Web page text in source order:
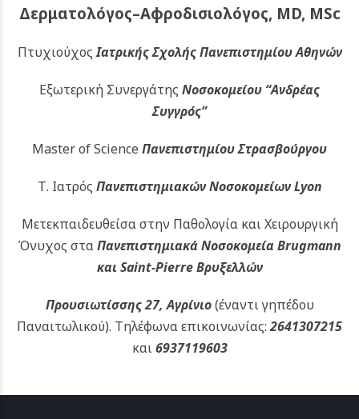
Δερματολόγος–Αφροδισιολόγος, MD, MSc
ΠτυχιούχοςΙατρικής Σχολής Πανεπιστημίου Αθηνών
Εξωτερική Συνεργάτης Νοσοκομείου “Ανδρέας
Συγγρός”
Master of Science Πανεπιστημίου Στρασβούργου
Τ. Ιατρός Πανεπιστημιακών Νοσοκομείων Lyon
Μετεκπαιδευθείσα στην Παθολογία και Χειρουργική
Όνυχος σταΠανεπιστημιακά Νοσοκομεία Brugmann
και Saint-Pierre Βρυξελλών
Προυσιωτίσσης 27, Αγρίνιο(έναντι γηπέδου
Παναιτωλικού). Τηλέφωνα επικοινωνίας:2641307215
και6937119603